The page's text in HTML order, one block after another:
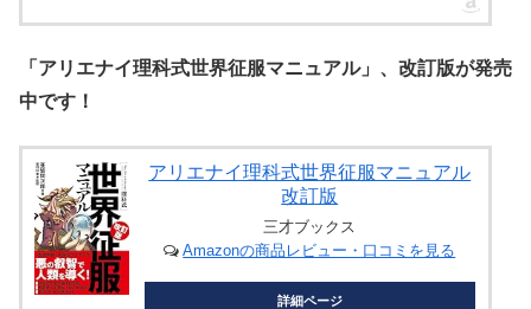
「アリエナイ理科式世界征服マニュアル」、改訂版が発売
中です！
アリエナイ理科式世界征服マニュアル
改訂版
三才ブックス
Amazonの商品レビュー・口コミを見る
詳細ページ